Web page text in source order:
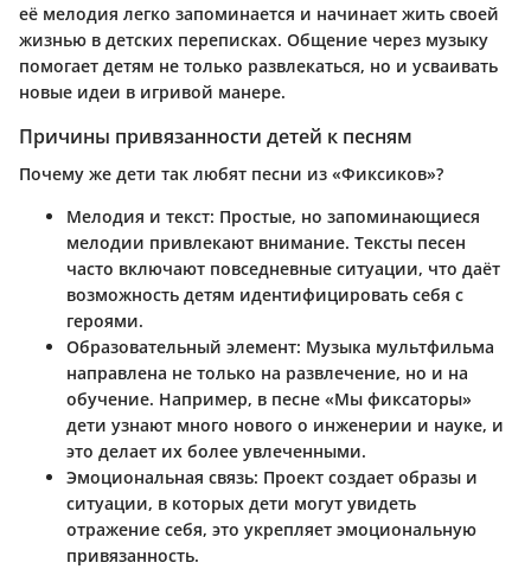
её мелодия легко запоминается и начинает жить своей
жизнью в детских переписках. Общение через музыку
помогает детям не только развлекаться, но и усваивать
новые идеи в игривой манере.
Причины привязанности детей к песням
Почему же дети так любят песни из «Фиксиков»?
Мелодия и текст: Простые, но запоминающиеся
мелодии привлекают внимание. Тексты песен
часто включают повседневные ситуации, что даёт
возможность детям идентифицировать себя с
героями.
Образовательный элемент: Музыка мультфильма
направлена не только на развлечение, но и на
обучение. Например, в песне «Мы фиксаторы»
дети узнают много нового о инженерии и науке, и
это делает их более увлеченными.
Эмоциональная связь: Проект создает образы и
ситуации, в которых дети могут увидеть
отражение себя, это укрепляет эмоциональную
привязанность.